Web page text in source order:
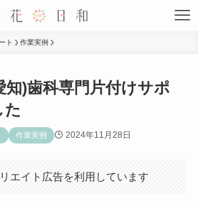
ト 作業実例
知)歯科専門片付けサポ
た
作業実例 2024年11月28日
エイト広告を利用しています